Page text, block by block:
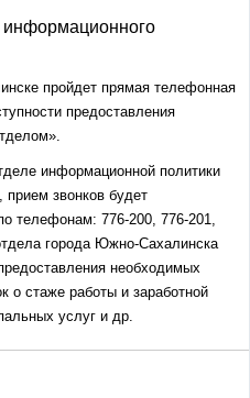
информационного
пройдет прямая телефонная
предоставления
информационной политики
звонков будет
телефонам: 776-200, 776-201,
города Южно-Сахалинска
необходимых
о стаже работы и заработной
услуг и др.